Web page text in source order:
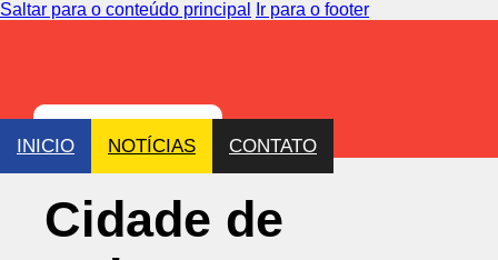
Saltar para o conteúdo principal Ir para o footer
INICIO NOTÍCIAS CONTATO
Cidade de